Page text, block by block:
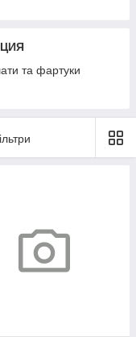
та фартуки